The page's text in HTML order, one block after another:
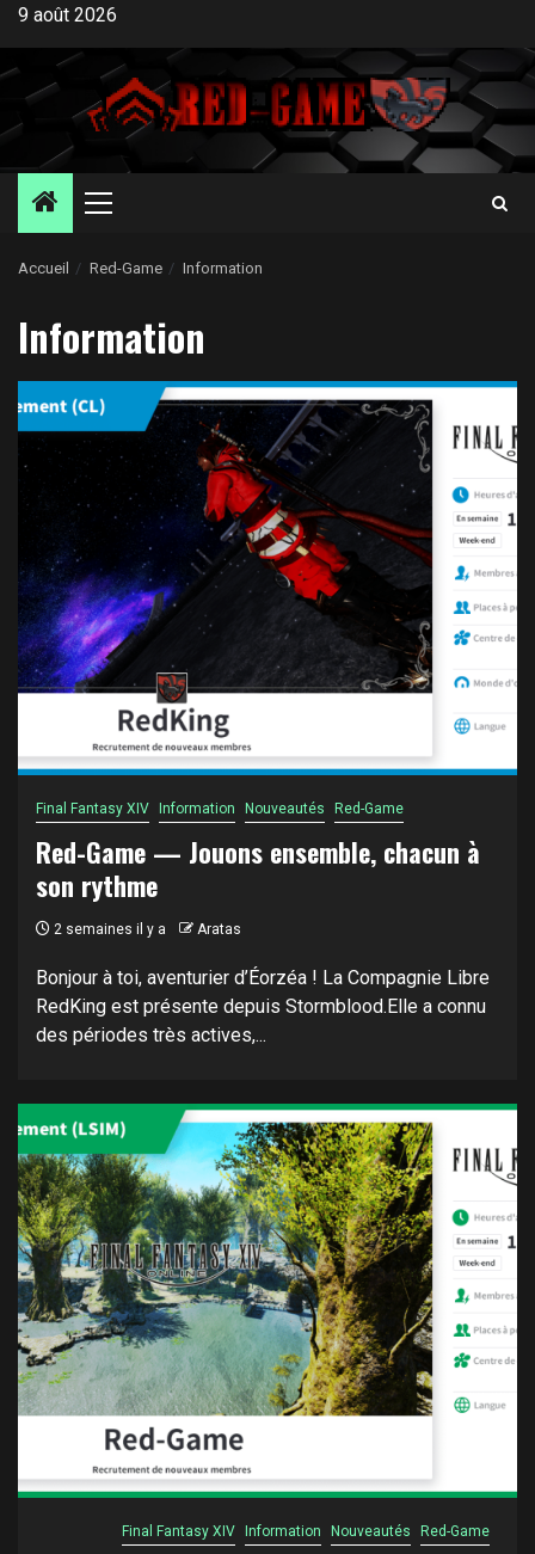
Aller
contenu
9 août 2026
Menu
Accueil Red-Game Information
Information
Final Fantasy XIV Information Nouveautés Red-Game
Red-Game — Jouons ensemble, chacun à
son rythme
2 semaines il y a Aratas
Bonjour à toi, aventurier d’Éorzéa ! La Compagnie Libre
RedKing est présente depuis Stormblood.Elle a connu
des périodes très actives,...
Final Fantasy XIV Information Nouveautés Red-Game